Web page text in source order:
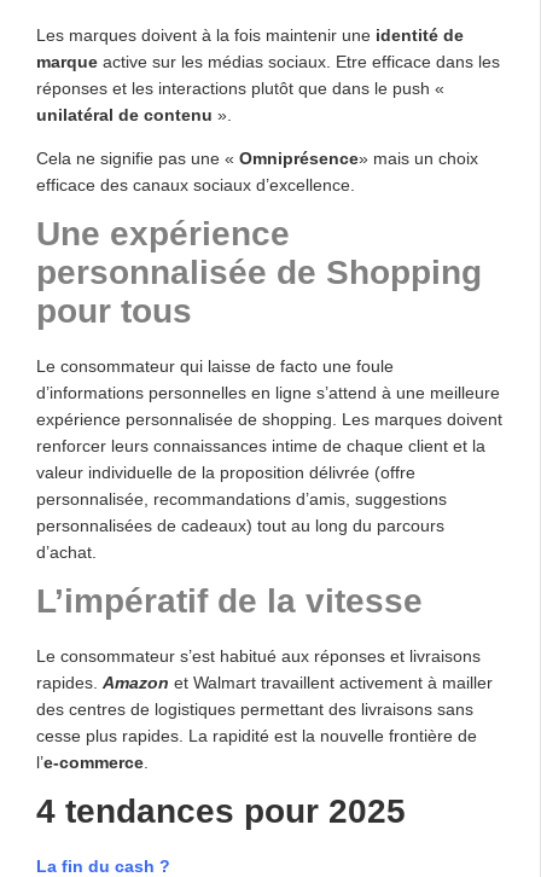
Les marques doivent à la fois maintenir une identité de
marque active sur les médias sociaux. Etre efficace dans les
réponses et les interactions plutôt que dans le push «
unilatéral de contenu ».
Cela ne signifie pas une « Omniprésence» mais un choix
efficace des canaux sociaux d’excellence.
Une expérience
personnalisée de Shopping
pour tous
Le consommateur qui laisse de facto une foule
d’informations personnelles en ligne s’attend à une meilleure
expérience personnalisée de shopping. Les marques doivent
renforcer leurs connaissances intime de chaque client et la
valeur individuelle de la proposition délivrée (offre
personnalisée, recommandations d’amis, suggestions
personnalisées de cadeaux) tout au long du parcours
d’achat.
L’impératif de la vitesse
Le consommateur s’est habitué aux réponses et livraisons
rapides. Amazon et Walmart travaillent activement à mailler
des centres de logistiques permettant des livraisons sans
cesse plus rapides. La rapidité est la nouvelle frontière de
l’e-commerce
4 tendances pour 2025
La fin du cash ?